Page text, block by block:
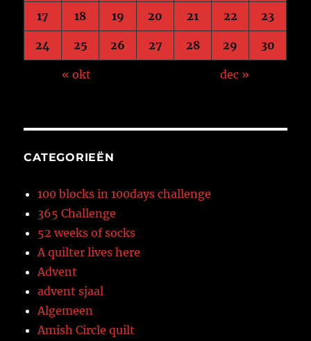
17 18 19 20 21 22 23
24 25 26 27 28 29 30
« okt dec »
CATEGORIEËN
100 blocks in 100days challenge
365 Challenge
52 weeks of socks
A quilter lives here
Advent
advent sjaal
Algemeen
Amish Circle quilt